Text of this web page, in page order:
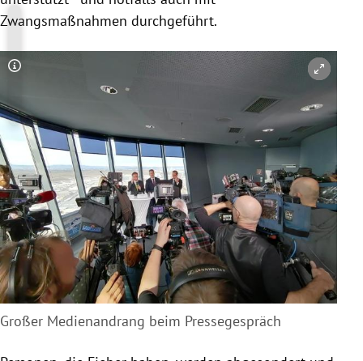
Zwangsmaßnahmen durchgeführt.
Copyright-Hinweis öffnen/schließen
Großer Medienandrang beim Pressegespräch